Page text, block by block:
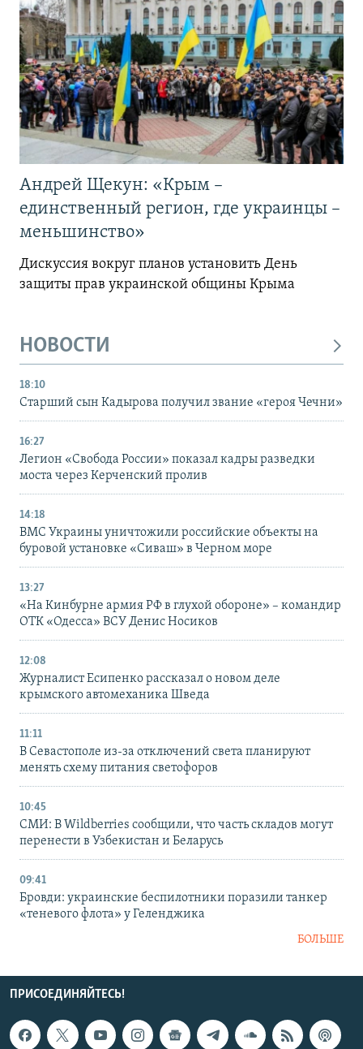
Андрей Щекун: «Крым –
единственный регион, где украинцы –
меньшинство»
Дискуссия вокруг планов установить День
защиты прав украинской общины Крыма
НОВОСТИ
18:10
Старший сын Кадырова получил звание «героя Чечни»
16:27
Легион «Свобода России» показал кадры разведки
моста через Керченский пролив
14:18
ВМС Украины уничтожили российские объекты на
буровой установке «Сиваш» в Черном море
13:27
«На Кинбурне армия РФ в глухой обороне» – командир
ОТК «Одесса» ВСУ Денис Носиков
12:08
Журналист Есипенко рассказал о новом деле
крымского автомеханика Шведа
11:11
В Севастополе из-за отключений света планируют
менять схему питания светофоров
10:45
СМИ: В Wildberries сообщили, что часть складов могут
перенести в Узбекистан и Беларусь
09:41
Бровди: украинские беспилотники поразили танкер
«теневого флота» у Геленджика
БОЛЬШЕ
ПРИСОЕДИНЯЙТЕСЬ!